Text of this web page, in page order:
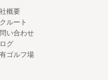
概要
ルート
い合わせ
グ
ゴルフ場